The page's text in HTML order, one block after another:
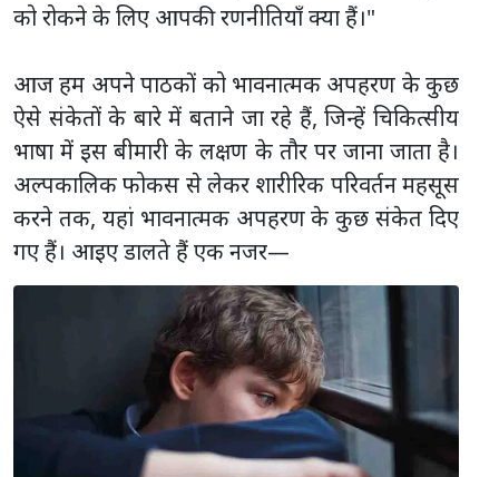
को रोकने के लिए आपकी रणनीतियाँ क्या हैं।"
आज हम अपने पाठकों को भावनात्मक अपहरण के कुछ
ऐसे संकेतों के बारे में बताने जा रहे हैं, जिन्हें चिकित्सीय
भाषा में इस बीमारी के लक्षण के तौर पर जाना जाता है।
अल्पकालिक फोकस से लेकर शारीरिक परिवर्तन महसूस
करने तक, यहां भावनात्मक अपहरण के कुछ संकेत दिए
गए हैं। आइए डालते हैं एक नजर—